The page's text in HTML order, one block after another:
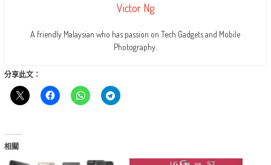
Victor Ng
A friendly Malaysian who has passion on Tech Gadgets and Mobile
Photography.
分享此文：
相關